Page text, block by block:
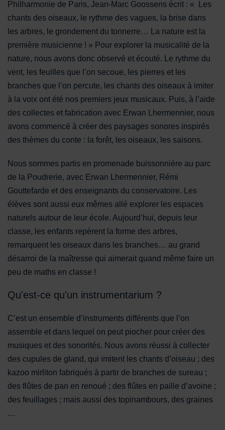
Philharmonie de Paris, Jean-Marc Goossens écrit : « Les
chants des oiseaux, le rythme des vagues, la brise dans
les arbres, le grondement du tonnerre… La nature est la
première musicienne ! » Pour explorer la musicalité de la
nature, nous avons donc observé et écouté. Le rythme du
vent, les feuilles que l’on secoue, les pierres et les
branches que l’on percute, les chants des oiseaux à imiter
à la voix ont été nos premiers jeux musicaux. Puis, à l’aide
des collectes et fabrication avec Erwan Lhermennier, nous
avons commencé à créer des paysages sonores inspirés
des thèmes du conte : la forêt, les oiseaux, les saisons.
Nous sommes partis en promenade buissonnière au parc
de la Poudrerie, avec Erwan Lhermennier, Rémi
Gouttefarde et des enseignants du conservatoire. Les
élèves sont aussi eux mêmes allé explorer les espaces
naturels autour de leur école. Aujourd’hui, depuis leur
classe, les enfants repèrent la forme des arbres,
remarquent les oiseaux dans les branches… au grand
désarroi de la maîtresse qui aimerait quand même faire un
peu de maths en classe !
Qu'est-ce qu'un instrumentarium ?
C’est un ensemble d’instruments différents que l’on
assemble et dans lequel on peut piocher pour créer des
musiques et des sonorités. Nous avons réussi à collecter
des cupules de gland, qui imitent les chants d’oiseau ; des
kazoo mirliton fabriqués à partir de branches de sureau ;
des flûtes de pan en renoué ; des flûtes en paille d’avoine ;
des feuillages ; mais aussi des topinambours, des graines
…